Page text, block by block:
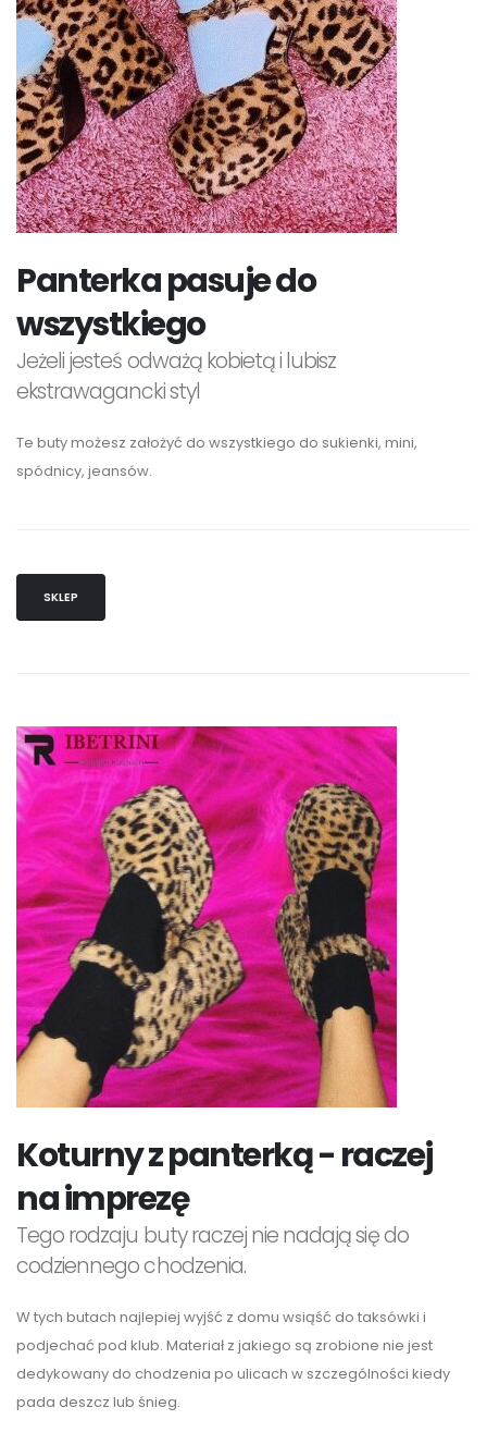
Panterka pasuje do
wszystkiego
Jeżeli jesteś odważą kobietą i lubisz
ekstrawagancki styl
Te buty możesz założyć do wszystkiego do sukienki, mini,
spódnicy, jeansów.
SKLEP
Koturny z panterką - raczej
na imprezę
Tego rodzaju buty raczej nie nadają się do
codziennego chodzenia.
W tych butach najlepiej wyjść z domu wsiąść do taksówki i
podjechać pod klub. Materiał z jakiego są zrobione nie jest
dedykowany do chodzenia po ulicach w szczególności kiedy
pada deszcz lub śnieg.